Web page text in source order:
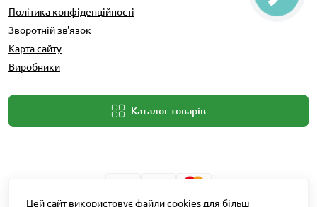
Політика конфіденційності
Зворотній зв'язок
Карта сайту
Виробники
Каталог товарів
Цей сайт використовує файли cookies для більш